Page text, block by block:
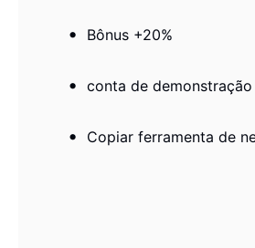
Bônus +20%
conta de demonstração
Copiar ferramenta de